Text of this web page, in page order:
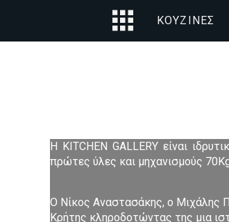
ΚΟΥΖΊΝΕΣ
Η KITCHEN GALLERY είναι
πρώτες ύλες και μηχανισμούς
Ο Νίκος Αναστασάκης, ο Μιχάλης
Κρήτης κληροδοτώντας της μια